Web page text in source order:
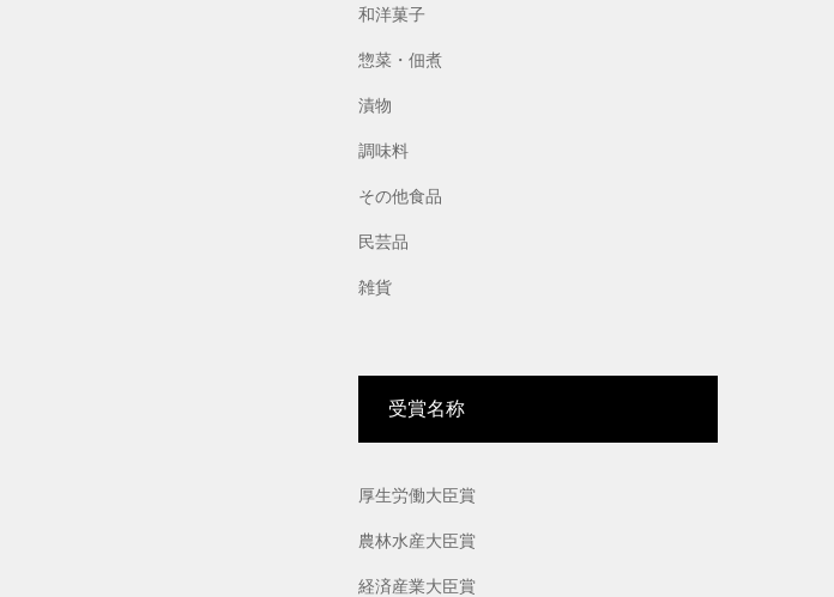
和洋菓子
惣菜・佃煮
漬物
調味料
その他食品
民芸品
雑貨
受賞名称
厚生労働大臣賞
農林水産大臣賞
経済産業大臣賞